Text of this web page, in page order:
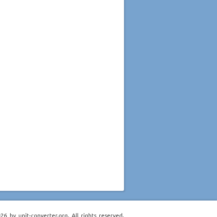
by unit-converter.org. All rights reserved.